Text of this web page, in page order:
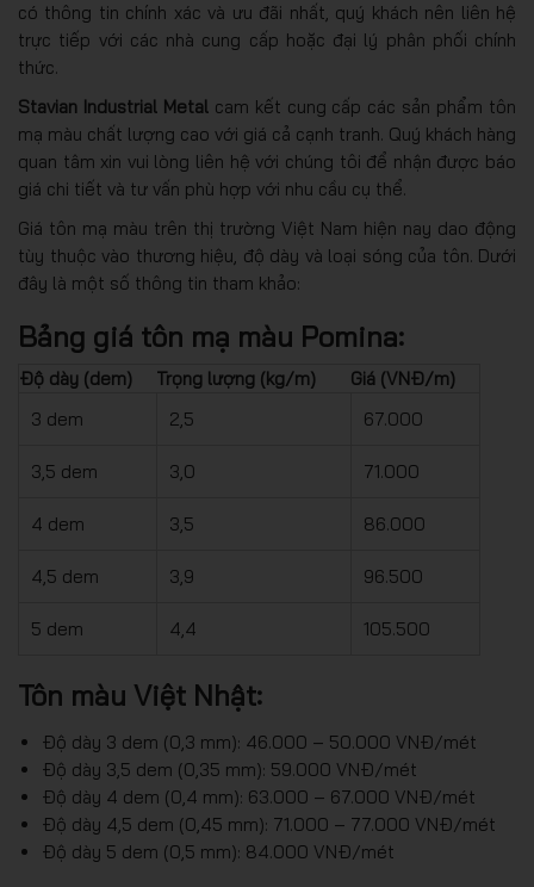
có thông tin chính xác và ưu đãi nhất, quý khách nên liên hệ
trực tiếp với các nhà cung cấp hoặc đại lý phân phối chính
thức.
Stavian Industrial Metalcam kết cung cấp các sản phẩm tôn
mạ màu chất lượng cao với giá cả cạnh tranh. Quý khách hàng
quan tâm xin vui lòng liên hệ với chúng tôi để nhận được báo
giá chi tiết và tư vấn phù hợp với nhu cầu cụ thể.
Giá tôn mạ màu trên thị trường Việt Nam hiện nay dao động
tùy thuộc vào thương hiệu, độ dày và loại sóng của tôn. Dưới
đây là một số thông tin tham khảo:
Bảng giá tôn mạ màu Pomina:
Độ dày (dem) Trọng lượng (kg/m)
Giá (VNĐ/m)
3 dem
2,5 67.000
3,5 dem 3,0 71.000
4 dem 3,5 86.000
4,5 dem 3,9 96.500
5 dem 4,4 105.500
Tôn màu Việt Nhật:
Độ dày 3 dem (0,3 mm): 46.000 – 50.000 VNĐ/mét
Độ dày 3,5 dem (0,35 mm): 59.000 VNĐ/mét
Độ dày 4 dem (0,4 mm): 63.000 – 67.000 VNĐ/mét
Độ dày 4,5 dem (0,45 mm): 71.000 – 77.000 VNĐ/mét
Độ dày 5 dem (0,5 mm): 84.000 VNĐ/mét